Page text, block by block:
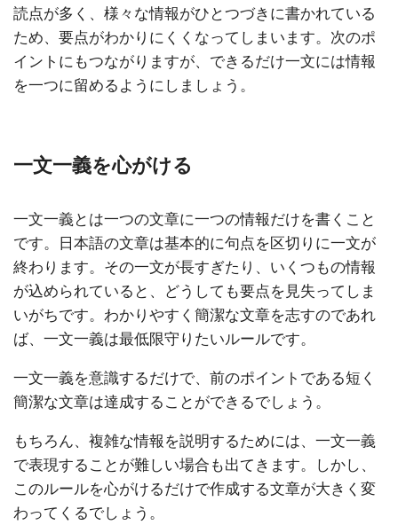
読点が多く、様々な情報がひとつづきに書かれている
ため、要点がわかりにくくなってしまいます。次のポ
イントにもつながりますが、できるだけ一文には情報
を一つに留めるようにしましょう。
一文一義を心がける
一文一義とは一つの文章に一つの情報だけを書くこと
です。日本語の文章は基本的に句点を区切りに一文が
終わります。その一文が長すぎたり、いくつもの情報
が込められていると、どうしても要点を見失ってしま
いがちです。わかりやすく簡潔な文章を志すのであれ
ば、一文一義は最低限守りたいルールです。
一文一義を意識するだけで、前のポイントである短く
簡潔な文章は達成することができるでしょう。
もちろん、複雑な情報を説明するためには、一文一義
で表現することが難しい場合も出てきます。しかし、
このルールを心がけるだけで作成する文章が大きく変
わってくるでしょう。